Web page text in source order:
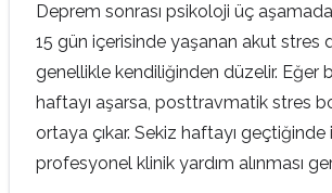
Deprem sonrası psikoloji üç
15 gün içerisinde yaşanan akut stres
genellikle kendiliğinden düzelir. Eğer
haftayı aşarsa, posttravmatik stres
ortaya çıkar. Sekiz haftayı geçtiğinde
profesyonel klinik yardım alınması